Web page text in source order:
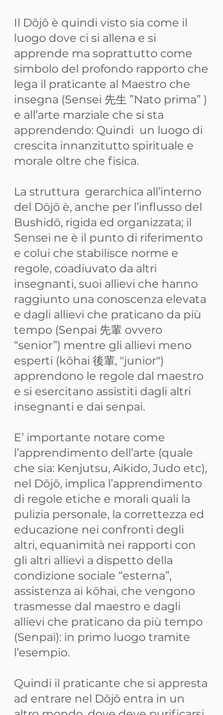
Il Dōjō è quindi visto sia come il
luogo dove ci si allena e si
apprende ma soprattutto come
simbolo del profondo rapporto che
lega il praticante al Maestro che
insegna (Sensei 先生 ”Nato prima” )
e all’arte marziale che si sta
apprendendo: Quindi un luogo di
crescita innanzitutto spirituale e
morale oltre che fisica.
La struttura gerarchica all’interno
del Dōjō è, anche per l’influsso del
Bushidō, rigida ed organizzata; il
Sensei ne è il punto di riferimento
e colui che stabilisce norme e
regole, coadiuvato da altri
insegnanti, suoi allievi che hanno
raggiunto una conoscenza elevata
e dagli allievi che praticano da più
tempo (Senpai 先輩 ovvero
“senior”) mentre gli allievi meno
esperti (kōhai 後輩, "junior")
apprendono le regole dal maestro
e si esercitano assistiti dagli altri
insegnanti e dai senpai.
E’ importante notare come
l’apprendimento dell’arte (quale
che sia: Kenjutsu, Aikido, Judo etc),
nel Dōjō, implica l’apprendimento
di regole etiche e morali quali la
pulizia personale, la correttezza ed
educazione nei confronti degli
altri, equanimità nei rapporti con
gli altri allievi a dispetto della
condizione sociale “esterna”,
assistenza ai kōhai, che vengono
trasmesse dal maestro e dagli
allievi che praticano da più tempo
(Senpai): in primo luogo tramite
l’esempio.
Quindi il praticante che si appresta
ad entrare nel Dōjō entra in un